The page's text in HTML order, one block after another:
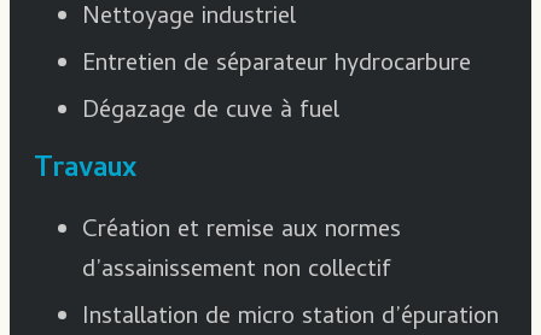
Nettoyage industriel
Entretien de séparateur hydrocarbure
Dégazage de cuve à fuel
Travaux
Création et remise aux normes
d’assainissement non collectif
Installation de micro station d’épuration